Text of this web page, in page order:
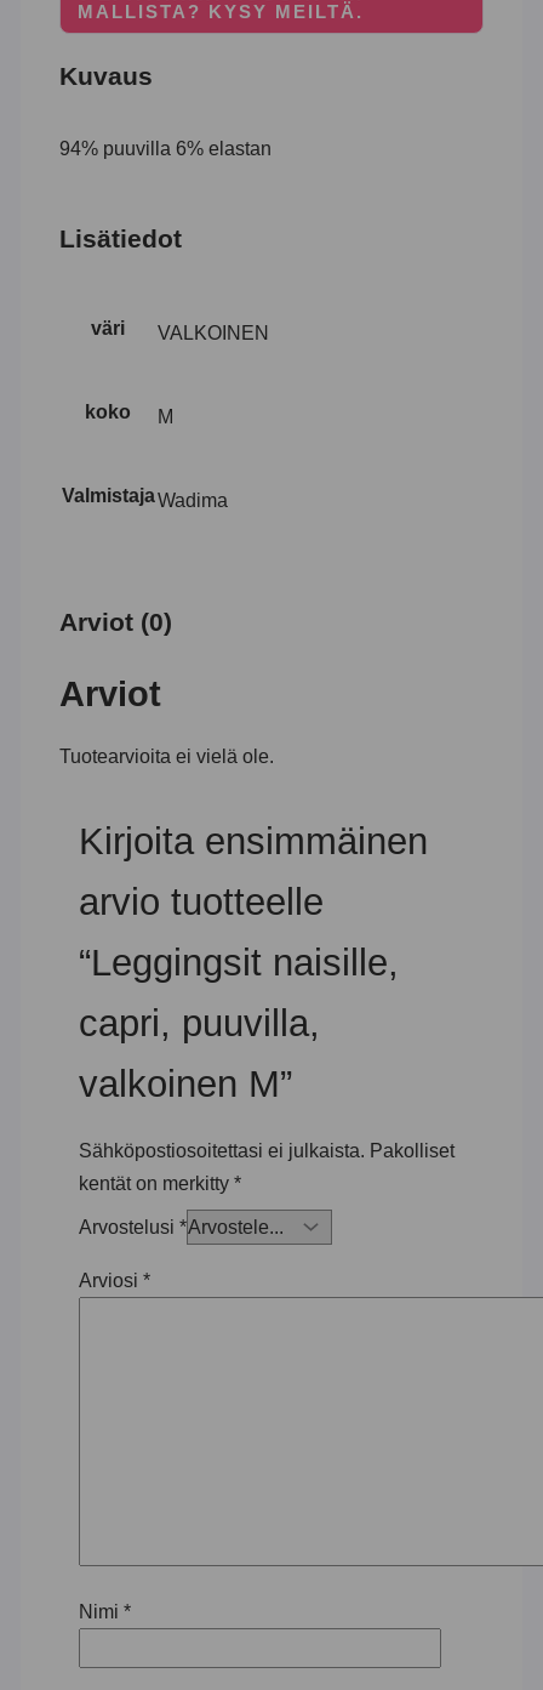
MALLISTA? KYSY MEILTÄ.
Kuvaus
94% puuvilla 6% elastan
Lisätiedot
väri VALKOINEN
koko M
ValmistajaWadima
Arviot (0)
Arviot
Tuotearvioita ei vielä ole.
Kirjoita ensimmäinen
arvio tuotteelle
“Leggingsit naisille,
capri, puuvilla,
valkoinen M”
Sähköpostiosoitettasi ei julkaista. Pakolliset
kentät on merkitty *
Arvostelusi *
Arviosi *
Nimi *